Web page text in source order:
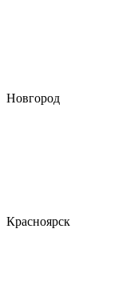
Новгород
Красноярск